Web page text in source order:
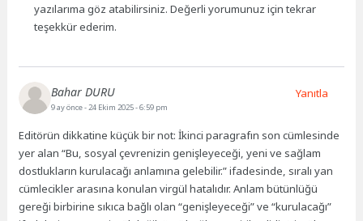
yazılarıma göz atabilirsiniz. Değerli yorumunuz için tekrar
teşekkür ederim.
Bahar DURU
9 ay önce- 24 Ekim 2025 - 6:59 pm
Editörün dikkatine küçük bir not: İkinci paragrafın son cümlesinde
yer alan “Bu, sosyal çevrenizin genişleyeceği, yeni ve sağlam
dostlukların kurulacağı anlamına gelebilir.” ifadesinde, sıralı yan
cümlecikler arasına konulan virgül hatalıdır. Anlam bütünlüğü
gereği birbirine sıkıca bağlı olan “genişleyeceği” ve “kurulacağı”
Yanıtla